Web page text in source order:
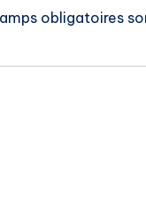
obligatoires